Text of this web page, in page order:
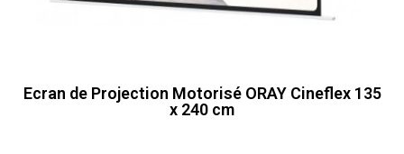
Ecran de Projection Motorisé ORAY Cineflex 135
x 240 cm